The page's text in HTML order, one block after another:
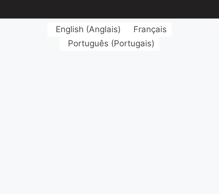
English (Anglais)
Français
Português (Portugais)